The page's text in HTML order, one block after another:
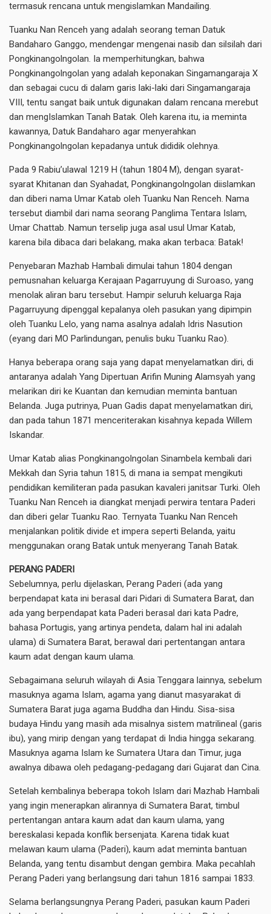
termasuk rencana untuk mengislamkan Mandailing.
Tuanku Nan Renceh yang adalah seorang teman Datuk
Bandaharo Ganggo, mendengar mengenai nasib dan silsilah dari
Pongkinangolngolan. Ia memperhitungkan, bahwa
Pongkinangolngolan yang adalah keponakan Singamangaraja X
dan sebagai cucu di dalam garis laki-laki dari Singamangaraja
VIII, tentu sangat baik untuk digunakan dalam rencana merebut
dan mengIslamkan Tanah Batak. Oleh karena itu, ia meminta
kawannya, Datuk Bandaharo agar menyerahkan
Pongkinangolngolan kepadanya untuk dididik olehnya.
Pada 9 Rabiu’ulawal 1219 H (tahun 1804 M), dengan syarat-
syarat Khitanan dan Syahadat, Pongkinangolngolan diislamkan
dan diberi nama Umar Katab oleh Tuanku Nan Renceh. Nama
tersebut diambil dari nama seorang Panglima Tentara Islam,
Umar Chattab. Namun terselip juga asal usul Umar Katab,
karena bila dibaca dari belakang, maka akan terbaca: Batak!
Penyebaran Mazhab Hambali dimulai tahun 1804 dengan
pemusnahan keluarga Kerajaan Pagarruyung di Suroaso, yang
menolak aliran baru tersebut. Hampir seluruh keluarga Raja
Pagarruyung dipenggal kepalanya oleh pasukan yang dipimpin
oleh Tuanku Lelo, yang nama asalnya adalah Idris Nasution
(eyang dari MO Parlindungan, penulis buku Tuanku Rao).
Hanya beberapa orang saja yang dapat menyelamatkan diri, di
antaranya adalah Yang Dipertuan Arifin Muning Alamsyah yang
melarikan diri ke Kuantan dan kemudian meminta bantuan
Belanda. Juga putrinya, Puan Gadis dapat menyelamatkan diri,
dan pada tahun 1871 menceriterakan kisahnya kepada Willem
Iskandar.
Umar Katab alias Pongkinangolngolan Sinambela kembali dari
Mekkah dan Syria tahun 1815, di mana ia sempat mengikuti
pendidikan kemiliteran pada pasukan kavaleri janitsar Turki. Oleh
Tuanku Nan Renceh ia diangkat menjadi perwira tentara Paderi
dan diberi gelar Tuanku Rao. Ternyata Tuanku Nan Renceh
menjalankan politik divide et impera seperti Belanda, yaitu
menggunakan orang Batak untuk menyerang Tanah Batak.
PERANG PADERI
Sebelumnya, perlu dijelaskan, Perang Paderi (ada yang
berpendapat kata ini berasal dari Pidari di Sumatera Barat, dan
ada yang berpendapat kata Paderi berasal dari kata Padre,
bahasa Portugis, yang artinya pendeta, dalam hal ini adalah
ulama) di Sumatera Barat, berawal dari pertentangan antara
kaum adat dengan kaum ulama.
Sebagaimana seluruh wilayah di Asia Tenggara lainnya, sebelum
masuknya agama Islam, agama yang dianut masyarakat di
Sumatera Barat juga agama Buddha dan Hindu. Sisa-sisa
budaya Hindu yang masih ada misalnya sistem matrilineal (garis
ibu), yang mirip dengan yang terdapat di India hingga sekarang.
Masuknya agama Islam ke Sumatera Utara dan Timur, juga
awalnya dibawa oleh pedagang-pedagang dari Gujarat dan Cina.
Setelah kembalinya beberapa tokoh Islam dari Mazhab Hambali
yang ingin menerapkan alirannya di Sumatera Barat, timbul
pertentangan antara kaum adat dan kaum ulama, yang
bereskalasi kepada konflik bersenjata. Karena tidak kuat
melawan kaum ulama (Paderi), kaum adat meminta bantuan
Belanda, yang tentu disambut dengan gembira. Maka pecahlah
Perang Paderi yang berlangsung dari tahun 1816 sampai 1833.
Selama berlangsungnya Perang Paderi, pasukan kaum Paderi